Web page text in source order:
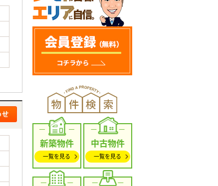
新築物件
一覧を見る
中古物件
一覧を見る